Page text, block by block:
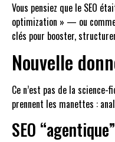
Vous pensiez que le SEO
optimization » — ou
clés pour booster,
Nouvelle
Ce n’est pas de la
prennent les manettes :
SEO